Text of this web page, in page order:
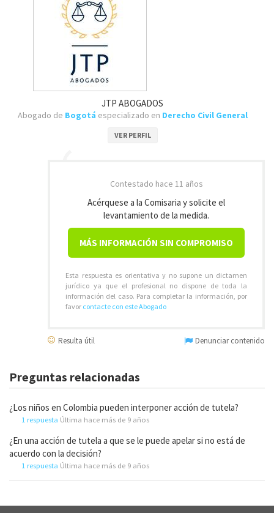
JTP ABOGADOS
Abogado de Bogotá especializado en Derecho Civil General
VER PERFIL
Contestado hace 11 años
Acérquese a la Comisaria y solicite el
levantamiento de la medida.
MÁS INFORMACIÓN SIN COMPROMISO
Esta respuesta es orientativa y no supone un dictamen
jurídico ya que el profesional no dispone de toda la
información del caso. Para completar la información, por
favor contacte con este Abogado
Resulta útil Denunciar contenido
Preguntas relacionadas
¿Los niños en Colombia pueden interponer acción de tutela?
1 respuesta Última hace más de 9 años
¿En una acción de tutela a que se le puede apelar si no está de
acuerdo con la decisión?
1 respuesta Última hace más de 9 años